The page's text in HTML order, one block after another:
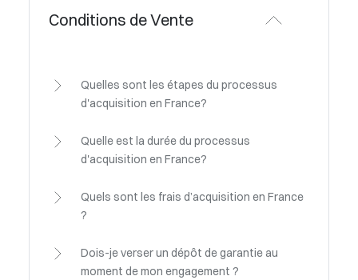
Conditions de Vente
Quelles sont les étapes du processus
d'acquisition en France?
Quelle est la durée du processus
d'acquisition en France?
Quels sont les frais d’acquisition en France
?
Dois-je verser un dépôt de garantie au
moment de mon engagement ?